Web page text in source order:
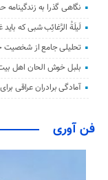
نگاهی گذرا به
لَیلَةُ الرَّغائِب شبی که
تحلیلی جامع از
بلبل خوش الحان اهل
آمادگی برادران عراقی برای پذیرائی 10
فن آوری